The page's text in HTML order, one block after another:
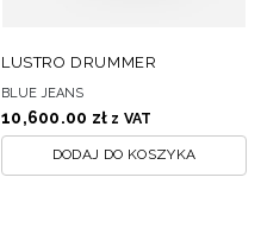
LUSTRO DRUMMER
BLUE JEANS
10,600.00 zł z VAT
DODAJ DO KOSZYKA